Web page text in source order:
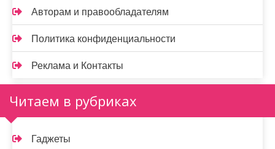
Авторам и правообладателям
Политика конфиденциальности
Реклама и Контакты
Читаем в рубриках
Гаджеты